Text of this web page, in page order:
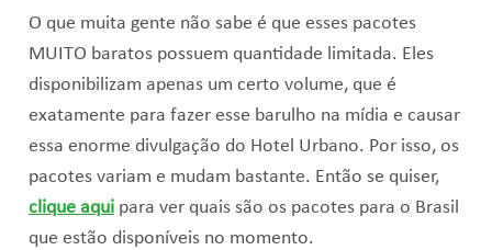
O que muita gente não sabe é que esses pacotes
MUITO baratos possuem quantidade limitada. Eles
disponibilizam apenas um certo volume, que é
exatamente para fazer esse barulho na mídia e causar
essa enorme divulgação do Hotel Urbano. Por isso, os
pacotes variam e mudam bastante. Então se quiser,
clique aquipara ver quais são os pacotes para o Brasil
que estão disponíveis no momento.